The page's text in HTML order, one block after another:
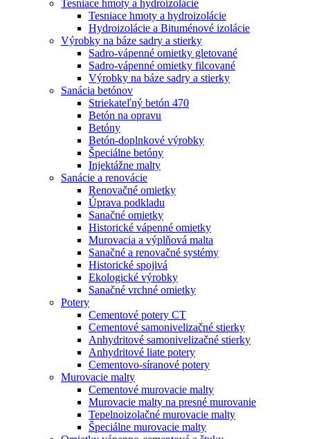
Tesniace hmoty a hydroizolácie
Tesniace hmoty a hydroizolácie
Hydroizolácie a Bituménové izolácie
Výrobky na báze sadry a stierky
Sadro-vápenné omietky gletované
Sadro-vápenné omietky filcované
Výrobky na báze sadry a stierky
Sanácia betónov
Striekateľný betón 470
Betón na opravu
Betóny
Betón-doplnkové výrobky
Špeciálne betóny
Injektážne malty
Sanácie a renovácie
Renovačné omietky
Úprava podkladu
Sanačné omietky
Historické vápenné omietky
Murovacia a výplňová malta
Sanačné a renovačné systémy
Historické spojivá
Ekologické výrobky
Sanačné vrchné omietky
Potery
Cementové potery CT
Cementové samonivelizačné stierky
Anhydritové samonivelizačné stierky
Anhydritové liate potery
Cementovo-síranové potery
Murovacie malty
Cementové murovacie malty
Murovacie malty na presné murovanie
Tepelnoizolačné murovacie malty
Špeciálne murovacie malty